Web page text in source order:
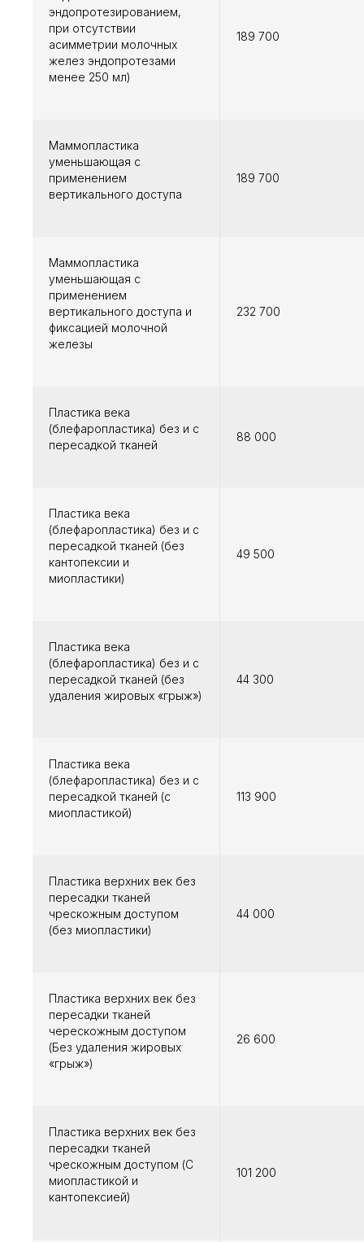
эндопротезированием,
при отсутствии
асимметрии молочных
желез эндопротезами
менее 250 мл)
189 700
Маммопластика
уменьшающая с
применением
вертикального доступа
189 700
Маммопластика
уменьшающая с
применением
вертикального доступа и
фиксацией молочной
железы
232 700
Пластика века
(блефаропластика) без и с
пересадкой тканей
88 000
Пластика века
(блефаропластика) без и с
пересадкой тканей (без
кантопексии и
миопластики)
49 500
Пластика века
(блефаропластика) без и с
пересадкой тканей (без
удаления жировых «грыж»)
44 300
Пластика века
(блефаропластика) без и с
пересадкой тканей (с
миопластикой)
113 900
Пластика верхних век без
пересадки тканей
чрескожным доступом
(без миопластики)
44 000
Пластика верхних век без
пересадки тканей
черескожным доступом
(Без удаления жировых
«грыж»)
26 600
Пластика верхних век без
пересадки тканей
чрескожным доступом (С
миопластикой и
кантопексией)
101 200